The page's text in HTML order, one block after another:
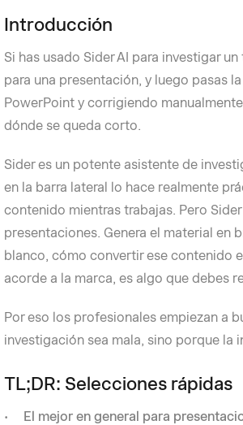
Introducción
Si has usado Sider AI para investigar
para una presentación, y luego pasas
PowerPoint y corrigiendo
dónde se queda corto.
Sider es un potente asistente de
en la barra lateral lo hace realmente
contenido mientras trabajas. Pero
presentaciones. Genera el material en
blanco, cómo convertir ese contenido
acorde a la marca, es algo que debes
Por eso los profesionales empiezan a
investigación sea mala, sino porque la
TL;DR: Selecciones rápidas
El mejor en general para